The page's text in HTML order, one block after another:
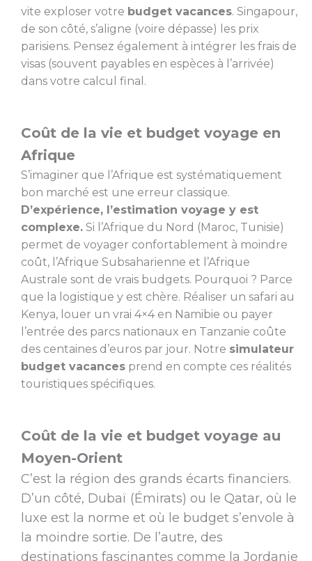
vite exploser votre budget vacances. Singapour,
de son côté, s’aligne (voire dépasse) les prix
parisiens. Pensez également à intégrer les frais de
visas (souvent payables en espèces à l’arrivée)
dans votre calcul final.
Coût de la vie et budget voyage en
Afrique
S’imaginer que l’Afrique est systématiquement
bon marché est une erreur classique.
D’expérience, l’estimation voyage y est
complexe.Si l’Afrique du Nord (Maroc, Tunisie)
permet de voyager confortablement à moindre
coût, l’Afrique Subsaharienne et l’Afrique
Australe sont de vrais budgets. Pourquoi ? Parce
que la logistique y est chère. Réaliser un safari au
Kenya, louer un vrai 4×4 en Namibie ou payer
l’entrée des parcs nationaux en Tanzanie coûte
des centaines d’euros par jour. Notre simulateur
budget vacancesprend en compte ces réalités
touristiques spécifiques.
Coût de la vie et budget voyage au
Moyen-Orient
C’est la région des grands écarts financiers.
D’un côté, Dubaï (Émirats) ou le Qatar, où le
luxe est la norme et où le budget s’envole à
la moindre sortie. De l’autre, des
destinations fascinantes comme la Jordanie